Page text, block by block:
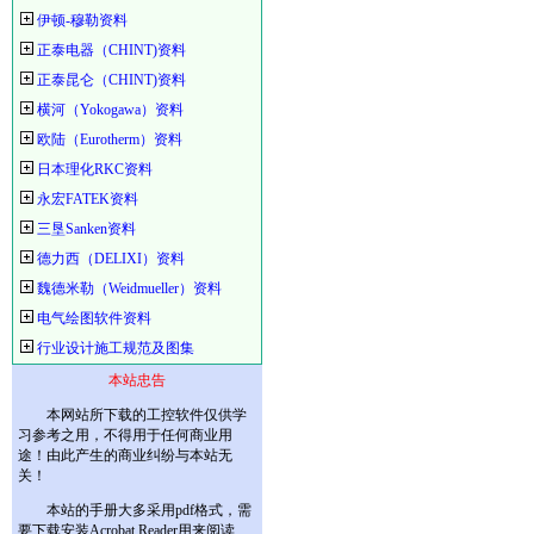
伊顿-穆勒资料
正泰电器（CHINT)资料
正泰昆仑（CHINT)资料
横河（Yokogawa）资料
欧陆（Eurotherm）资料
日本理化RKC资料
永宏FATEK资料
三垦Sanken资料
德力西（DELIXI）资料
魏德米勒（Weidmueller）资料
电气绘图软件资料
行业设计施工规范及图集
本站忠告
本网站所下载的工控软件仅供学
习参考之用，不得用于任何商业用
途！由此产生的商业纠纷与本站无
关！
本站的手册大多采用pdf格式，需
要下载安装Acrobat Reader用来阅读